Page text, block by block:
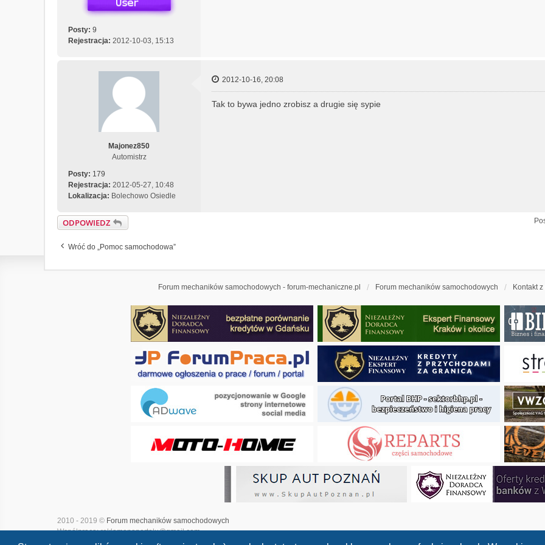
Posty: 9
Rejestracja: 2012-10-03, 15:13
Majonez850
Automistrz
Posty: 179
Rejestracja: 2012-05-27, 10:48
Lokalizacja: Bolechowo Osiedle
2012-10-16, 20:08
Tak to bywa jedno zrobisz a drugie się sypie
ODPOWIEDZ
Wróć do „Pomoc samochodowa”
Forum mechaników samochodowych - forum-mechaniczne.pl Forum mechaników samochodowych Kontakt
2010 - 2019 © Forum mechaników samochodowych
Współpraca: reklamanaportalu@gmail.com
Projekt i realizacja:
Adwave - marketing internetowy Mapa witryny